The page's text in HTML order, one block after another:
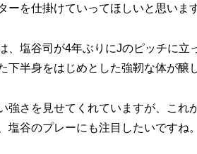
ーを仕掛けていってほしいと思います
塩谷司が4年ぶりにJのピッチに立
下半身をはじめとした強靭な体が醸
さを見せてくれていますが、これ
塩谷のプレーにも注目したいですね。